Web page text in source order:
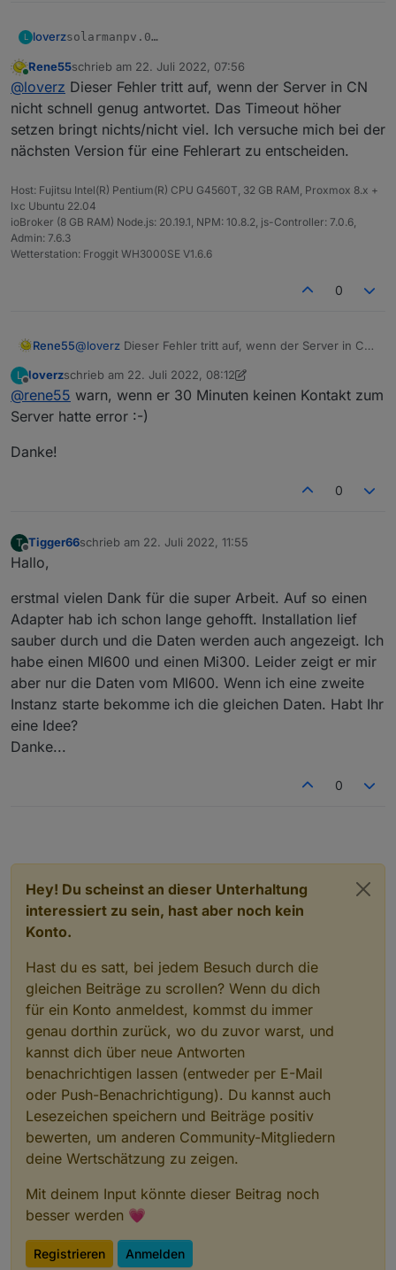
L loverzsolarmanpv.0
solarmanpv.0
2022-07-22 09:18:10.614	warn
solarmanpv.0
2022-07-22 09:12:11.198	error	[onReady]
solarmanpv.0
2022-07-22 09:12:11.192	warn
2022-07-22 08:30:15.860	error	[onReady]
solarmanpv.0
2022-07-22 08:30:15.857	warn
solarmanpv.0
2022-07-22 07:48:09.290	error	[onReady]
Jemand eine Idee was das ist?
Kommt in Error und in Warn, also doppelt.
Online
Rene55schrieb am 22. Juli 2022, 07:56
zuletzt editiert von
@loverz Dieser Fehler tritt auf, wenn der Server in CN
nicht schnell genug antwortet. Das Timeout höher
setzen bringt nichts/nicht viel. Ich versuche mich bei der
nächsten Version für eine Fehlerart zu entscheiden.
Host: Fujitsu Intel(R) Pentium(R) CPU G4560T, 32 GB RAM, Proxmox 8.x +
lxc Ubuntu 22.04
ioBroker (8 GB RAM) Node.js: 20.19.1, NPM: 10.8.2, js-Controller: 7.0.6,
Admin: 7.6.3
Wetterstation: Froggit WH3000SE V1.6.6
0
Rene55@loverz Dieser Fehler tritt auf, wenn der Server in CN
setzen bringt nichts/nicht viel. Ich versuche mich bei
der nächsten Version für eine Fehlerart zu
entscheiden.
L
Offline
loverzschrieb am 22. Juli 2022, 08:12
zuletzt editiert von loverz
@rene55 warn, wenn er 30 Minuten keinen Kontakt zum
Server hatte error :-)
Danke!
0
T
Offline
Tigger66schrieb am 22. Juli 2022, 11:55
zuletzt editiert von
Hallo,
erstmal vielen Dank für die super Arbeit. Auf so einen
Adapter hab ich schon lange gehofft. Installation lief
sauber durch und die Daten werden auch angezeigt. Ich
habe einen MI600 und einen Mi300. Leider zeigt er mir
aber nur die Daten vom MI600. Wenn ich eine zweite
Instanz starte bekomme ich die gleichen Daten. Habt Ihr
eine Idee?
Danke...
0
Hey! Du scheinst an dieser Unterhaltung
interessiert zu sein, hast aber noch kein
Konto.
Hast du es satt, bei jedem Besuch durch die
gleichen Beiträge zu scrollen? Wenn du dich
für ein Konto anmeldest, kommst du immer
genau dorthin zurück, wo du zuvor warst, und
kannst dich über neue Antworten
benachrichtigen lassen (entweder per E-Mail
oder Push-Benachrichtigung). Du kannst auch
Lesezeichen speichern und Beiträge positiv
bewerten, um anderen Community-Mitgliedern
deine Wertschätzung zu zeigen.
Mit deinem Input könnte dieser Beitrag noch
besser werden 💗
Registrieren Anmelden